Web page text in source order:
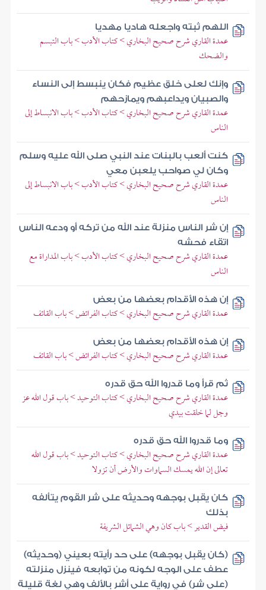
اللهم ثبته واجعله هاديا مهديا
عمدة القاري شرح صحيح البخاري > كتاب الأدب > باب التبسم
والضحك
وإنك لعلى خلق عظيم فكان ينبسط إلى النساء
والصبيان ويداعبهم ويمازحهم
عمدة القاري شرح صحيح البخاري > كتاب الأدب > باب الانبساط إلى
الناس
كنت ألعب بالبنات عند النبي صلى الله عليه وسلم
وكان لي صواحب يلعبن معي
عمدة القاري شرح صحيح البخاري > كتاب الأدب > باب الانبساط إلى
الناس
إن شر الناس منزلة عند الله من تركه أو ودعه الناس
اتقاء فحشه
عمدة القاري شرح صحيح البخاري > كتاب الأدب > باب المداراة مع
الناس
إن هذه الأقدام بعضها من بعض
عمدة القاري شرح صحيح البخاري > كتاب الفرائض > باب القائف
إن هذه الأقدام بعضها من بعض
عمدة القاري شرح صحيح البخاري > كتاب الفرائض > باب القائف
ثم قرأ وما قدروا الله حق قدره
عمدة القاري شرح صحيح البخاري > كتاب التوحيد > باب قول الله عز
وجل لما خلقت بيدي
وما قدروا الله حق قدره
عمدة القاري شرح صحيح البخاري > كتاب التوحيد > باب قول الله
تعالى إن الله يمسك السماوات والأرض أن تزولا
كان يقبل بوجهه وحديثه على شر القوم يتألفه
بذلك
فيض القدير > باب كان وهي الشمائل الشريفة
(كان يقبل بوجهه) على حد رأيته بعيني (وحديثه)
عطف على الوجه لكونه من توابعه فينزل منزلته
(على شر) في رواية على أشر بالألف وهي لغة قليلة